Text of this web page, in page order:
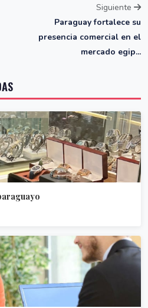
Siguiente
Paraguay fortalece su
presencia comercial en el
mercado egip...